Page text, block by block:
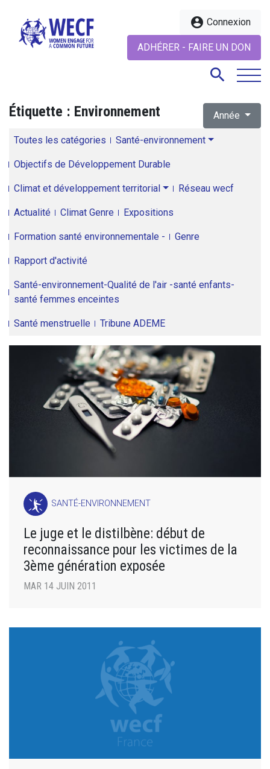
account_circle Connexion
ADHÉRER - FAIRE UN DON
search
Étiquette : Environnement Année
Toutes les catégories Santé-environnement
Objectifs de Développement Durable
Climat et développement territorial Réseau wecf
Actualité Climat Genre Expositions
Formation santé environnementale - Genre
Rapport d'activité
Santé-environnement-Qualité de l'air -santé enfants-
santé femmes enceintes
Santé menstruelle Tribune ADEME
SANTÉ-ENVIRONNEMENT
Le juge et le distilbène: début de
reconnaissance pour les victimes de la
3ème génération exposée
MAR 14 JUIN 2011